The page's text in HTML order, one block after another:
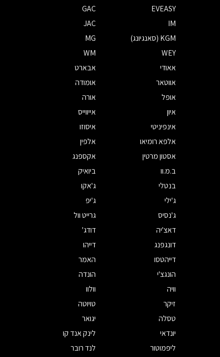
EVEASY
GAC
IM
JAC
KGM (סאנגיונג)
MG
WEY
WM
אאודי
אבארט
אווטאר
אומודה
אופל
אורה
איון
אייווייס
אינפיניטי
איסוזו
אלפא רומיאו
אלפין
אסטון מרטין
אקספנג
ב.מ.וו
ביואיק
בנטלי
ג'אקו
ג'ילי
ג'יפ
ג'נסיס
גרייט וול
דאצ'יה
דודג'
דונגפנג
דייהו
דייהטסו
האמר
הונגצ'י
הונדה
וויה
וולוו
זיקר
טויוטה
טסלה
יגואר
יונדאי
לינק אנד קו
ליפמוטור
לנד רובר